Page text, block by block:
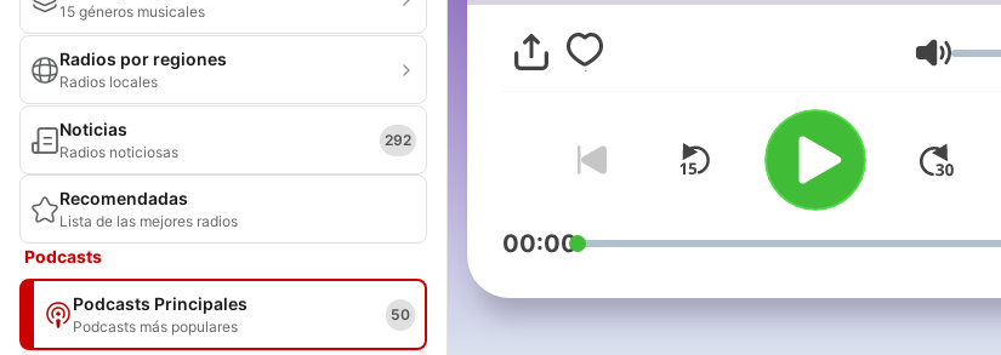
15 géneros musicales
Radios por regiones
Radios locales
Noticias
Radios noticiosas
292
Recomendadas
Lista de las mejores radios
Podcasts
Podcasts Principales
Podcasts más populares
50
00:00